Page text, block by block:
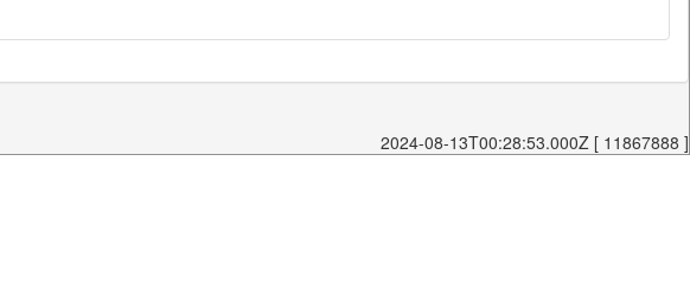
2024-08-13T00:28:53.000Z [ 11867888 ]